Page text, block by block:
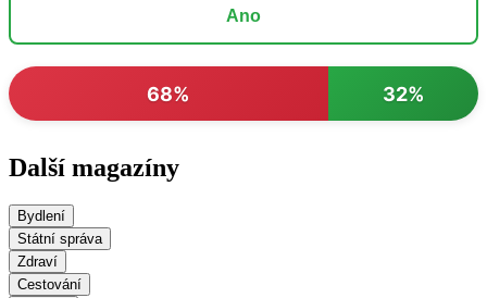
Ano
68% 32%
Další magazíny
Bydlení
Státní správa
Zdraví
Cestování